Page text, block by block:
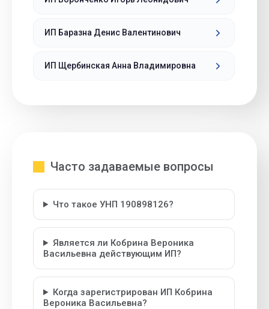
ИП Баразна Денис Валентинович
ИП Щербинская Анна Владимировна
Часто задаваемые вопросы
Что такое УНП 190898126?
Является ли Кобрина Вероника
Васильевна действующим ИП?
Когда зарегистрирован ИП Кобрина
Вероника Васильевна?